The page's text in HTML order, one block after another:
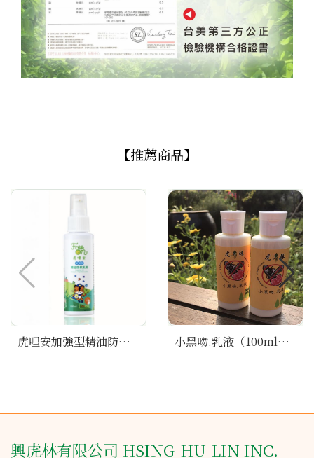
【推薦商品】
虎哩安加強型精油防蚊『乳液』100ml 小黑吻.乳液（100ml）（1瓶）
興虎林有限公司 HSING-HU-LIN INC.